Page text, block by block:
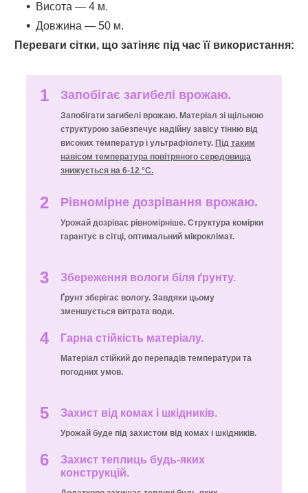
Висота — 4 м.
Довжина — 50 м.
Переваги сітки, що затіняє під час її використання:
1 Запобігає загибелі врожаю.
Запобігати загибелі врожаю. Матеріал зі щільною
структурою забезпечує надійну завісу тінню від
високих температур і ультрафіолету. Під таким
навісом температура повітряного середовища
знижується на 6-12 °C.
2 Рівномірне дозрівання врожаю.
Урожай дозріває рівномірніше. Структура комірки
гарантує в сітці, оптимальний мікроклімат.
3 Збереження вологи біля ґрунту.
Ґрунт зберігає вологу. Завдяки цьому
зменшується витрата води.
4 Гарна стійкість матеріалу.
Матеріал стійкий до перепадів температури та
погодних умов.
5 Захист від комах і шкідників.
Урожай буде під захистом від комах і шкідників.
6
Захист теплиць будь-яких
конструкцій.